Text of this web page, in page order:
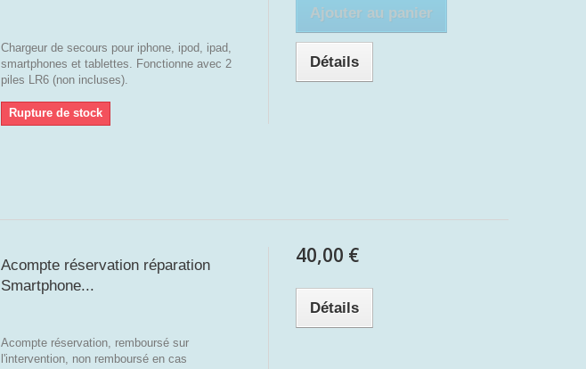
Chargeur de secours pour iphone, ipod, ipad,
smartphones et tablettes. Fonctionne avec 2
piles LR6 (non incluses).
Rupture de stock
Ajouter au panier
Détails
Acompte réservation réparation
Smartphone...
Acompte réservation, remboursé sur
l'intervention, non remboursé en cas
40,00 €
Détails